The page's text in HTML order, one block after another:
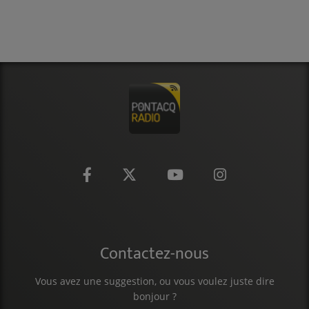
Contactez-nous
Vous avez une suggestion, ou vous voulez juste dire
bonjour ?